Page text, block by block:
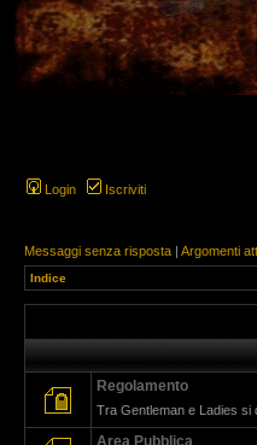
Login Iscriviti
Messaggi senza risposta | Argomenti
Indice
Regolamento
Tra Gentleman e Ladies si
Area Pubblica